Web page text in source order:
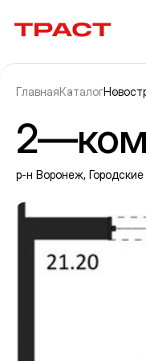
Траст | Служба
ГлавнаяКаталог
р-н Воронеж,
Информация
Галерея